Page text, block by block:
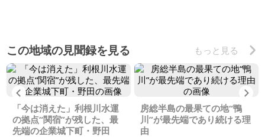
この地域の見聞録を見る もっと見る
Previous
「今は消えた」利根川水運
の拠点“関宿”が残した、最
先端の企業城下町・野田
房総半島の最果ての地“鴨
川”が最先端であり続ける理
由